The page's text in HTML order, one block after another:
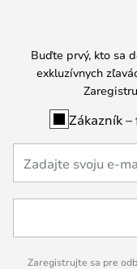
Buďte prvý, kto sa
exkluzívnych
Zákazník –
Zaregistrujte sa pre